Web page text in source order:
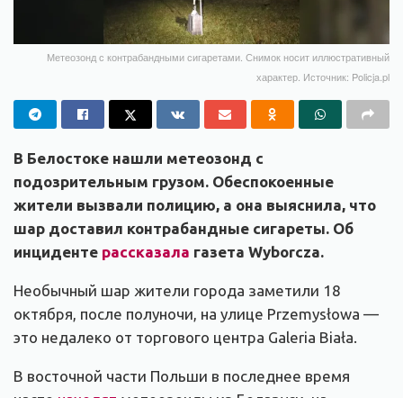
Метеозонд с контрабандными сигаретами. Снимок носит иллюстративный
характер. Источник: Policja.pl
В Белостоке нашли метеозонд с
подозрительным грузом. Обеспокоенные
жители вызвали полицию, а она выяснила, что
шар доставил контрабандные сигареты. Об
инциденте рассказала газета Wyborcza.
Необычный шар жители города заметили 18
октября, после полуночи, на улице Przemysłowa —
это недалеко от торгового центра Galeria Biała.
В восточной части Польши в последнее время